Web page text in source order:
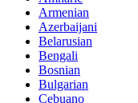
Armenian
Azerbaijani
Belarusian
Bengali
Bosnian
Bulgarian
Cebuano